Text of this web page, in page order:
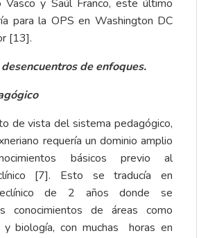
y Saúl Franco, este último
para la OPS en Washington DC
[13].
de enfoques.
de vista del sistema pedagógico,
requería un dominio amplio
básicos previo al
[7]. Esto se traducía en
de 2 años donde se
conocimientos de áreas como
y biología, con muchas horas en